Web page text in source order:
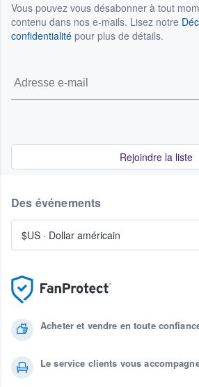
Vous pouvez vous désabonner à tout
contenu dans nos e-mails. Lisez notre
confidentialité pour plus de détails.
Rejoindre la liste
Acheter et vendre en toute
Le service clients vous
Des événements
$US · Dollar américain